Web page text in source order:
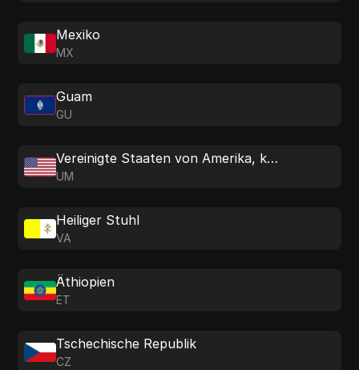
Mexiko
MX
Guam
GU
Vereinigte Staaten von Amerika, kleinere Überseeinseln
UM
Heiliger Stuhl
VA
Äthiopien
ET
Tschechische Republik
CZ